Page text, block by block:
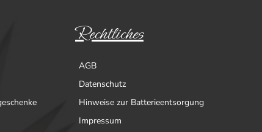
Rechtliches
AGB
Datenschutz
Hinweise zur Batterieentsorgung
Impressum